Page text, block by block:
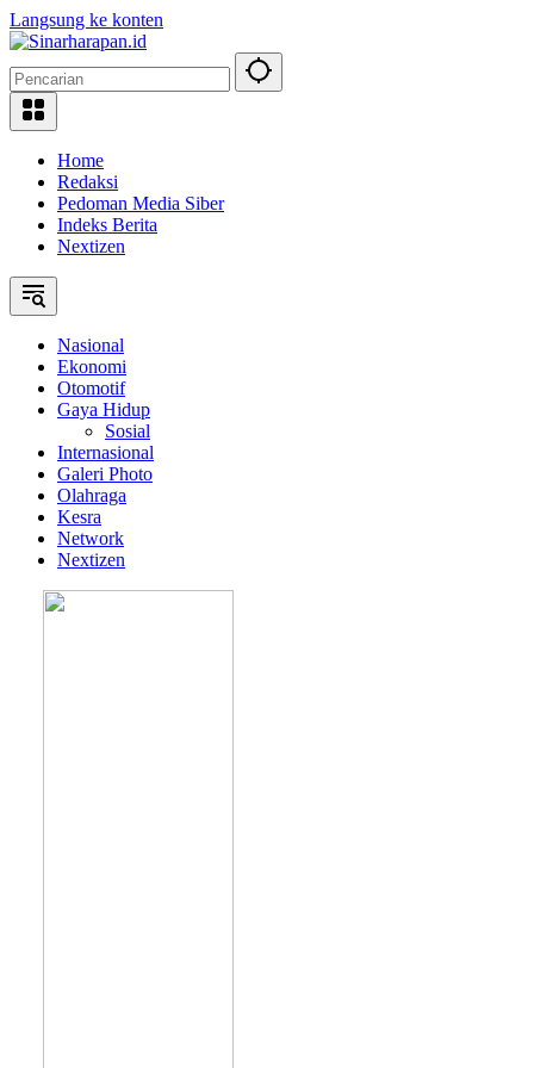
Langsung ke konten
Home
Redaksi
Pedoman Media Siber
Indeks Berita
Nextizen
Nasional
Ekonomi
Otomotif
Gaya Hidup
Sosial
Internasional
Galeri Photo
Olahraga
Kesra
Network
Nextizen